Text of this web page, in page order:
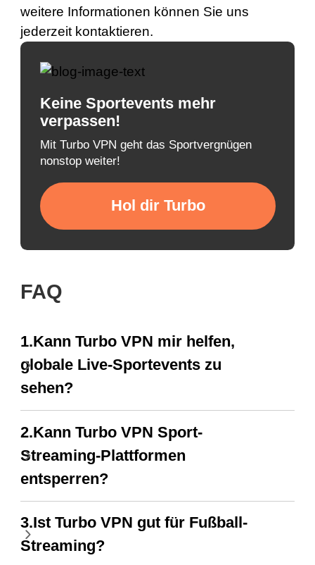
weitere Informationen können Sie uns
jederzeit kontaktieren.
Keine Sportevents mehr
verpassen!
Mit Turbo VPN geht das Sportvergnügen
nonstop weiter!
Hol dir Turbo
FAQ
1.Kann Turbo VPN mir helfen,
globale Live-Sportevents zu
sehen?
2.Kann Turbo VPN Sport-
Streaming-Plattformen
entsperren?
3.Ist Turbo VPN gut für Fußball-
Streaming?